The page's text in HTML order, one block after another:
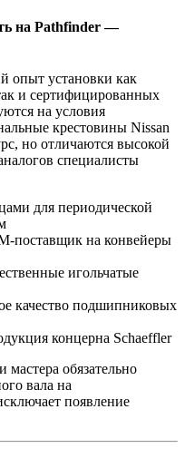
на Pathfinder —
опыт установки как
и сертифицированных
на условия
крестовины Nissan
но отличаются высокой
специалисты
для периодической
на конвейеры
игольчатые
качество подшипниковых
концерна Schaeffler
обязательно
вала на
появление